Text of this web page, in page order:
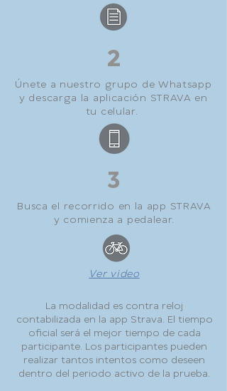
2
Únete a nuestro grupo de Whatsapp
y descarga la aplicación STRAVA en
tu celular.
3
Busca el recorrido en la app STRAVA
y comienza a pedalear.
Ver video
La modalidad es contra reloj
contabilizada en la app Strava. El tiempo
oficial será el mejor tiempo de cada
participante. Los participantes pueden
realizar tantos intentos como deseen
dentro del periodo activo de la prueba.